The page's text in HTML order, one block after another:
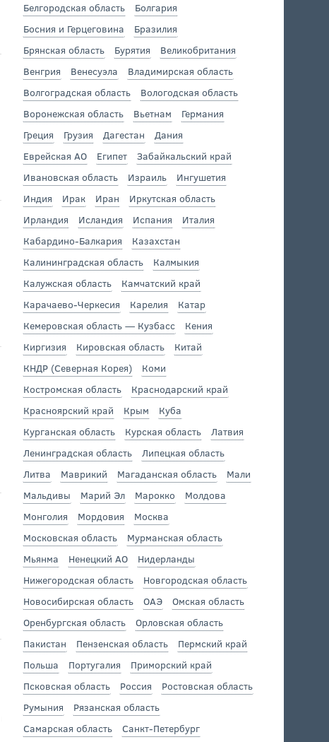
Белгородская область
Болгария
Босния и Герцеговина
Бразилия
Брянская область
Бурятия
Великобритания
Венгрия
Венесуэла
Владимирская область
Волгоградская область
Вологодская область
Воронежская область
Вьетнам
Германия
Греция
Грузия Дагестан
Дания
Еврейская АО
Египет
Забайкальский край
Ивановская область
Израиль
Ингушетия
Индия
Ирак Иран
Иркутская область
Ирландия
Исландия Испания
Италия
Кабардино-Балкария
Казахстан
Калининградская область
Калмыкия
Калужская область
Камчатский край
Карачаево-Черкесия
Карелия
Катар
Кемеровская область — Кузбасс
Кения
Киргизия
Кировская область
Китай
КНДР (Северная Корея)
Коми
Костромская область
Краснодарский край
Красноярский край
Крым
Куба
Курганская область
Курская область
Латвия
Ленинградская область
Липецкая область
Литва
Маврикий Магаданская область
Мали
Мальдивы
Марий Эл Марокко
Молдова
Монголия
Мордовия
Москва
Московская область
Мурманская область
Мьянма
Ненецкий АО
Нидерланды
Нижегородская область
Новгородская область
Новосибирская область
ОАЭ
Омская область
Оренбургская область
Орловская область
Пакистан
Пензенская область
Пермский край
Польша
Португалия
Приморский край
Псковская область
Россия
Ростовская область
Румыния
Рязанская область
Самарская область
Санкт-Петербург